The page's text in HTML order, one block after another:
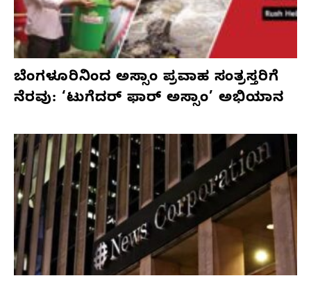
ಬೆಂಗಳೂರಿನಿಂದ ಅಸ್ಸಾಂ ಪ್ರವಾಹ ಸಂತ್ರಸ್ತರಿಗೆ
ನೆರವು: ‘ಟುಗೆದರ್ ಫಾರ್ ಅಸ್ಸಾಂ’ ಅಭಿಯಾನ